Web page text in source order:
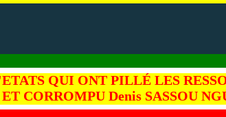
QUI ONT PILLÉ LES
CORROMPU Denis SASSOU